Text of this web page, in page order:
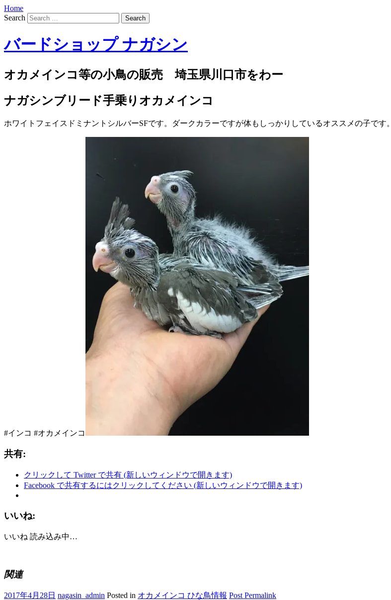
Home
Search
バードショップ ナガシン
オカメインコ等の小鳥の販売 埼玉県川口市をわー
ナガシンブリード手乗りオカメインコ
ホワイトフェイスドミナントシルバーSFです。ダークカラーですが体もしっかりしているオススメの子です。
#インコ #オカメインコ
共有:
クリックして Twitter で共有 (新しいウィンドウで開きます)
Facebook で共有するにはクリックしてください (新しいウィンドウで開きます)
いいね:
いいね 読み込み中…
関連
2017年4月28日 nagasin_admin Posted in オカメインコ ひな鳥情報 Post Permalink